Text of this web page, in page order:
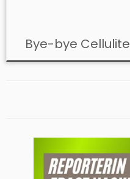
Bye-bye Cellulite